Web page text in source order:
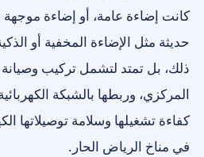
كانت إضاءة عامة، أو إضاءة
حديثة مثل الإضاءة المخفية أو
ذلك، بل تمتد لتشمل تركيب
المركزي، وربطها بالشبكة
كفاءة تشغيلها وسلامة توصيلاتها
في مناخ الرياض الحار.